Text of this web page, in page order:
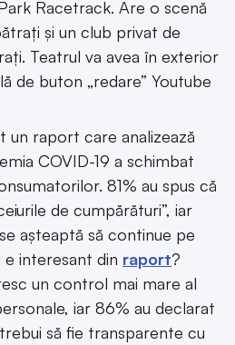
Racetrack. Are o scenă
și un club privat de
Teatrul va avea în exterior
de buton „redare” Youtube
un raport care analizează
COVID-19 a schimbat
81% au spus că
de cumpărături”, iar
așteaptă să continue pe
interesant din raport?
un control mai mare al
iar 86% au declarat
să fie transparente cu